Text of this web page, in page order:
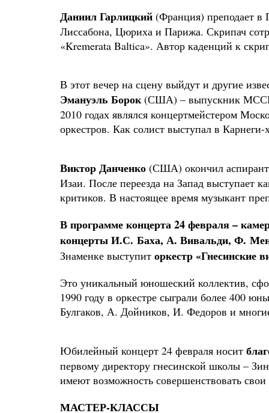
Даниил Гарлицкий (Франция) преподает в
Лиссабона, Цюриха и Парижа. Скрипач
«Kremerata Baltica». Автор каденций к
В этот вечер на сцену выйдут и другие
Эмануэль Борок(США) – выпускник
2010 годах являлся концертмейстером
оркестров. Как солист выступал в
Виктор Данченко (США) окончил
Изаи. После переезда на Запад
критиков. В настоящее время музыкант
В программе концерта 24 февраля –
концерты И.С. Баха, А. Вивальди, Ф.
Знаменке выступит оркестр «Гнесинские
Это уникальный юношеский коллектив,
1990 году в оркестре сыграли более 400
Булгаков, А. Дойников, И. Федоров и
Юбилейный концерт 24 февраля носит
первому директору гнесинской школы –
имеют возможность совершенствовать
МАСТЕР-КЛАССЫ